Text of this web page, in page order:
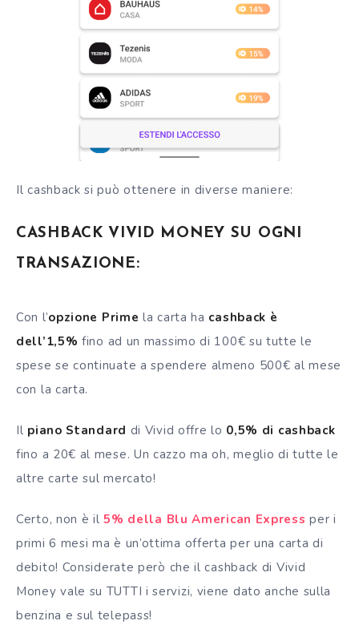
Il cashback si può ottenere in diverse maniere:
CASHBACK VIVID MONEY SU OGNI
TRANSAZIONE:
Con l’opzione Prime la carta ha cashback è
dell’1,5% fino ad un massimo di 100€ su tutte le
spese se continuate a spendere almeno 500€ al mese
con la carta.
Il piano Standard di Vivid offre lo 0,5% di cashback
fino a 20€ al mese. Un cazzo ma oh, meglio di tutte le
altre carte sul mercato!
Certo, non è il5% della Blu American Express per i
primi 6 mesi ma è un’ottima offerta per una carta di
debito! Considerate però che il cashback di Vivid
Money vale su TUTTI i servizi, viene dato anche sulla
benzina e sul telepass!